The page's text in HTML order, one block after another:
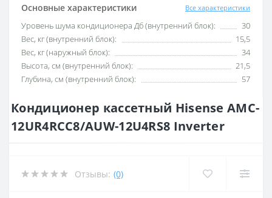
Основные характеристики Все характеристики
Уровень шума кондиционера Дб (внутренний блок):
30
Вес, кг (внутренний блок):
15,5
Вес, кг (наружный блок):
34
Высота, см (внутренний блок):
21,5
Глубина, см (внутренний блок):
57
Кондиционер кассетный Hisense AMC-
12UR4RCC8/AUW-12U4RS8 Inverter
Отзывы: (0)